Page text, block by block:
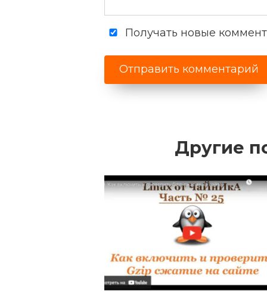
Получать новые
Другие